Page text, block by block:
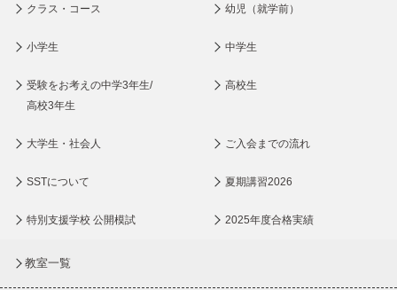
クラス・コース 幼児（就学前）
小学生 中学生
受験をお考えの中学3年生/
高校3年生
高校生
大学生・社会人 ご入会までの流れ
SSTについて 夏期講習2026
特別支援学校 公開模試 2025年度合格実績
教室一覧